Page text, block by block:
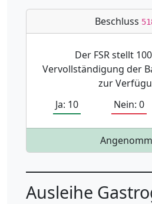
Beschluss
Der FSR stellt
Vervollständigung der
zur
Ja: 10
Nein: 0
Ausleihe